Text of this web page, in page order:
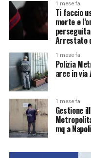
1 mese fa
Ti faccio
morte e
Arrestato
1 mese fa
Polizia
aree in via
1 mese fa
Gestione
mq a Napoli